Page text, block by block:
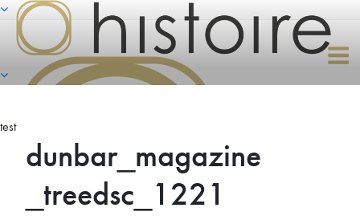
Naar
inhoud
springen
test
dunbar_magazine
_treedsc_1221